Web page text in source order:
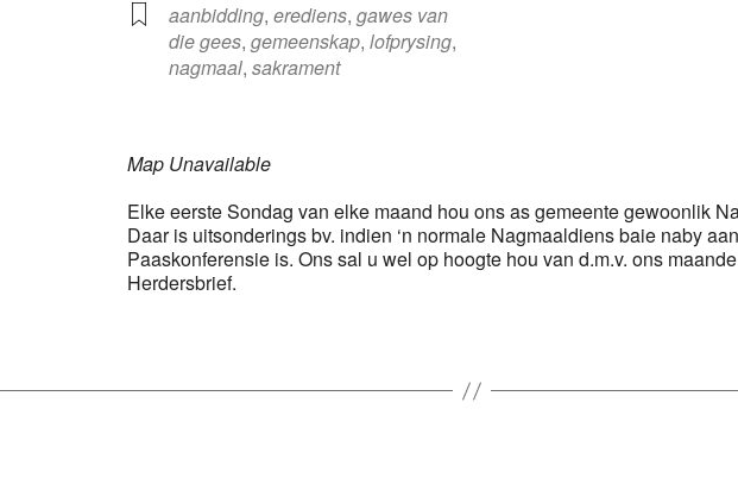
aanbidding, erediens, gawes van
die gees, gemeenskap, lofprysing,
nagmaal, sakrament
Map Unavailable
Elke eerste Sondag van elke maand hou ons as gemeente gewoonlik
Daar is uitsonderings bv. indien ‘n normale Nagmaaldiens baie naby
Paaskonferensie is. Ons sal u wel op hoogte hou van d.m.v. ons
Herdersbrief.